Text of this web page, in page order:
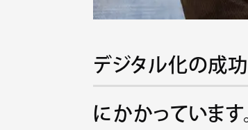
デジタル化の成功
にかかっています